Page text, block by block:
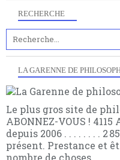
RECHERCHE
LA GARENNE DE
Le plus gros site de
ABONNEZ-VOUS ! 4115
depuis 2006 . . . . . . . . 2
présent. Prestance et